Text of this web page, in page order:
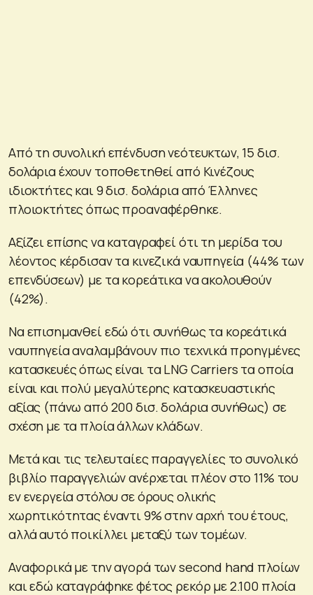
Από τη συνολική επένδυση νεότευκτων, 15 δισ.
δολάρια έχουν τοποθετηθεί από Κινέζους
ιδιοκτήτες και 9 δισ. δολάρια από Έλληνες
πλοιοκτήτες όπως προαναφέρθηκε.
Αξίζει επίσης να καταγραφεί ότι τη μερίδα του
λέοντος κέρδισαν τα κινεζικά ναυπηγεία (44% των
επενδύσεων) με τα κορεάτικα να ακολουθούν
(42%).
Να επισημανθεί εδώ ότι συνήθως τα κορεάτικά
ναυπηγεία αναλαμβάνουν πιο τεχνικά προηγμένες
κατασκευές όπως είναι τα LNG Carriers τα οποία
είναι και πολύ μεγαλύτερης κατασκευαστικής
αξίας (πάνω από 200 δισ. δολάρια συνήθως) σε
σχέση με τα πλοία άλλων κλάδων.
Μετά και τις τελευταίες παραγγελίες το συνολικό
βιβλίο παραγγελιών ανέρχεται πλέον στο 11% του
εν ενεργεία στόλου σε όρους ολικής
χωρητικότητας έναντι 9% στην αρχή του έτους,
αλλά αυτό ποικίλλει μεταξύ των τομέων.
Αναφορικά με την αγορά των second hand πλοίων
και εδώ καταγράφηκε φέτος ρεκόρ με 2.100 πλοία